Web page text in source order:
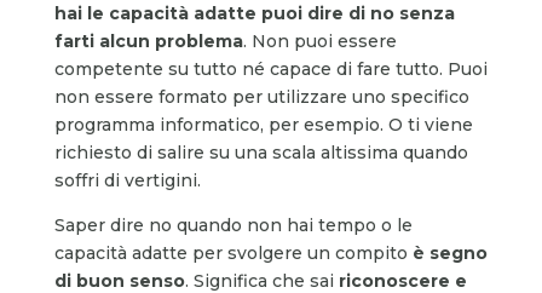
hai le capacità adatte puoi dire di no senza
farti alcun problema. Non puoi essere
competente su tutto né capace di fare tutto. Puoi
non essere formato per utilizzare uno specifico
programma informatico, per esempio. O ti viene
richiesto di salire su una scala altissima quando
soffri di vertigini.
Saper dire no quando non hai tempo o le
capacità adatte per svolgere un compito è segno
di buon senso. Significa che sai riconoscere e